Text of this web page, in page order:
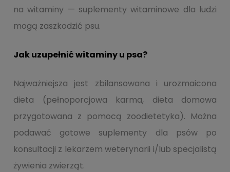
na witaminy — suplementy witaminowe dla ludzi
mogą zaszkodzić psu.
Jak uzupełnić witaminy u psa?
Najważniejsza jest zbilansowana i urozmaicona
dieta (pełnoporcjowa karma, dieta domowa
przygotowana z pomocą zoodietetyka). Można
podawać gotowe suplementy dla psów po
konsultacji z lekarzem weterynarii i/lub specjalistą
żywienia zwierząt.